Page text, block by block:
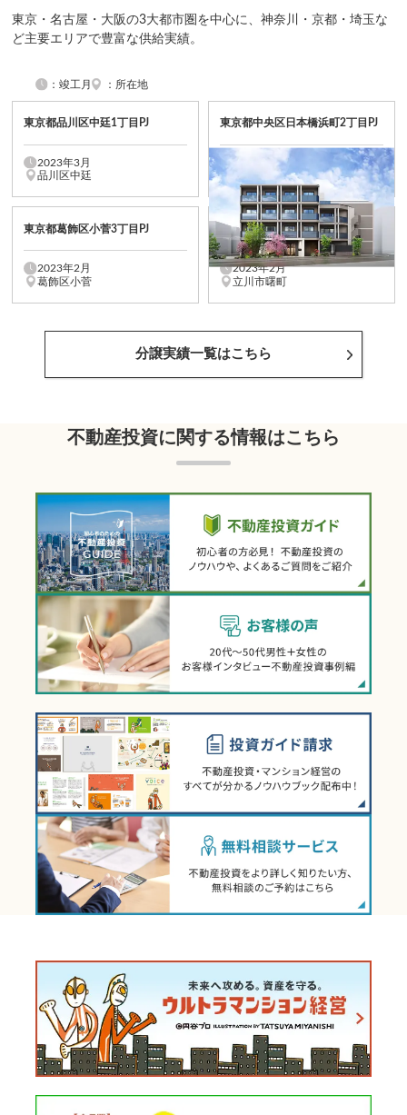
東京・名古屋・大阪の3大都市圏を中心に、神奈川・京都・埼玉な
ど主要エリアで豊富な供給実績。
：竣工月 ：所在地
東京都品川区中廷1丁目PJ
2023年3月
品川区中廷
東京都中央区日本橋浜町2丁目PJ
2023年3月
中央区日本橋浜町
東京都葛飾区小菅3丁目PJ
2023年2月
葛飾区小菅
東京都立川市曙町3丁目PJ
2023年2月
立川市曙町
分譲実績一覧はこちら
不動産投資に関する情報はこちら